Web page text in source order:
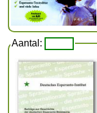
Aantal: